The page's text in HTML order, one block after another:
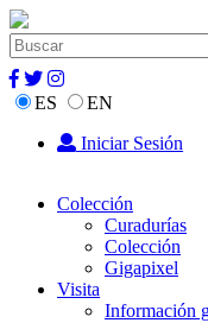
ES
EN
Iniciar Sesión
Colección
Curadurías
Colección
Gigapixel
Visita
Información